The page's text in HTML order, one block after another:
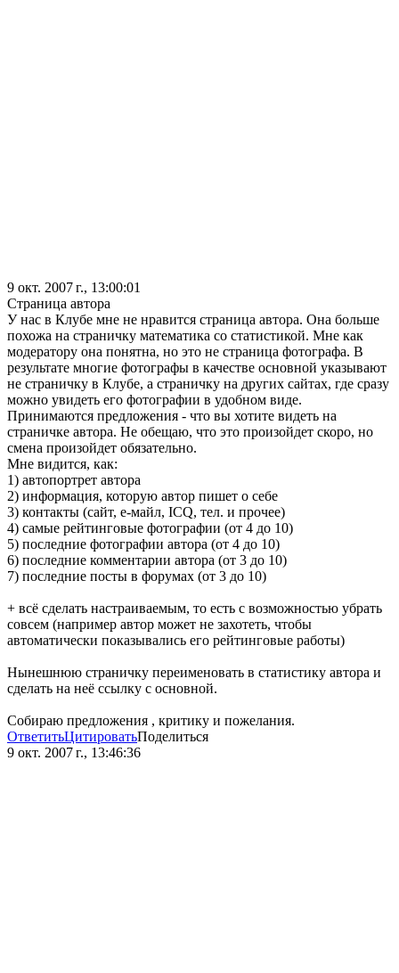
9 окт. 2007 г., 13:00:01
Страница автора
У нас в Клубе мне не нравится страница автора. Она больше
похожа на страничку математика со статистикой. Мне как
модератору она понятна, но это не страница фотографа. В
результате многие фотографы в качестве основной указывают
не страничку в Клубе, а страничку на других сайтах, где сразу
можно увидеть его фотографии в удобном виде.
Принимаются предложения - что вы хотите видеть на
страничке автора. Не обещаю, что это произойдет скоро, но
смена произойдет обязательно.
Мне видится, как:
1) автопортрет автора
2) информация, которую автор пишет о себе
3) контакты (сайт, е-майл, ICQ, тел. и прочее)
4) самые рейтинговые фотографии (от 4 до 10)
5) последние фотографии автора (от 4 до 10)
6) последние комментарии автора (от 3 до 10)
7) последние посты в форумах (от 3 до 10)
+ всё сделать настраиваемым, то есть с возможностью убрать
совсем (например автор может не захотеть, чтобы
автоматически показывались его рейтинговые работы)
Нынешнюю страничку переименовать в статистику автора и
сделать на неё ссылку с основной.
Собираю предложения , критику и пожелания.
ОтветитьЦитироватьПоделиться
9 окт. 2007 г., 13:46:36